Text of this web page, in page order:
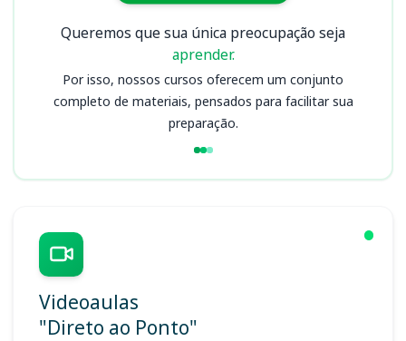
Queremos que sua única preocupação seja
aprender.
Por isso, nossos cursos oferecem um conjunto
completo de materiais, pensados para facilitar sua
preparação.
Videoaulas
"Direto ao Ponto"